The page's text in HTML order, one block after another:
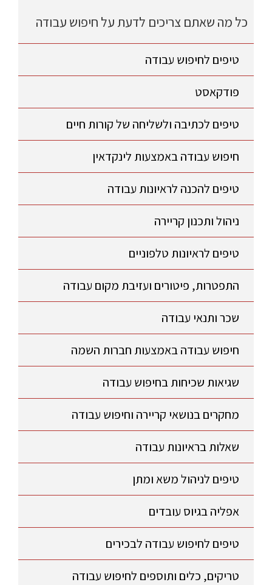
כל מה שאתם צריכים לדעת על חיפוש עבודה
טיפים לחיפוש עבודה
פודקאסט
טיפים לכתיבה ולשליחה של קורות חיים
חיפוש עבודה באמצעות לינקדאין
טיפים להכנה לראיונות עבודה
ניהול ותכנון קריירה
טיפים לראיונות טלפוניים
התפטרות, פיטורים ועזיבת מקום עבודה
שכר ותנאי עבודה
חיפוש עבודה באמצעות חברות השמה
שגיאות שכיחות בחיפוש עבודה
מחקרים בנושאי קריירה וחיפוש עבודה
שאלות בראיונות עבודה
טיפים לניהול משא ומתן
אפליה בגיוס עובדים
טיפים לחיפוש עבודה לבכירים
טריקים, כלים ותוספים לחיפוש עבודה